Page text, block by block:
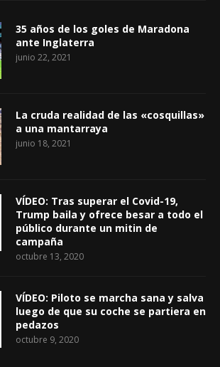
35 años de los goles de Maradona
ante Inglaterra
junio 22, 2021
La cruda realidad de las «cosquillas»
a una mantarraya
junio 18, 2021
VÍDEO: Tras superar el Covid-19,
Trump baila y ofrece besar a todo el
público durante un mitin de
campaña
octubre 13, 2020
VÍDEO: Piloto se marcha sana y salva
luego de que su coche se partiera en
pedazos
octubre 9, 2020